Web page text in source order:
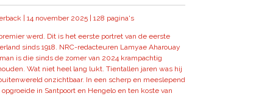
| 14 november 2025 | 128 pagina's
werd. Dit is het eerste portret van de eerste
sinds 1918. NRC-redacteuren Lamyae Aharouay
is die sinds de zomer van 2024 krampachtig
Wat niet heel lang lukt. Tientallen jaren was hij
onzichtbaar. In een scherp en meeslepend
in Santpoort en Hengelo en ten koste van